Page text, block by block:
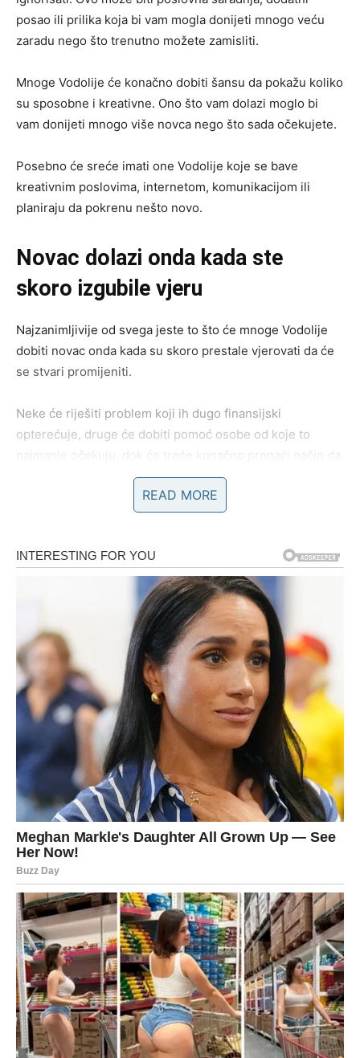
posao ili prilika koja bi vam mogla donijeti mnogo veću
zaradu nego što trenutno možete zamisliti.
Mnoge Vodolije će konačno dobiti šansu da pokažu koliko
su sposobne i kreativne. Ono što vam dolazi moglo bi
vam donijeti mnogo više novca nego što sada očekujete.
Posebno će sreće imati one Vodolije koje se bave
kreativnim poslovima, internetom, komunikacijom ili
planiraju da pokrenu nešto novo.
Novac dolazi onda kada ste
skoro izgubile vjeru
Najzanimljivije od svega jeste to što će mnoge Vodolije
dobiti novac onda kada su skoro prestale vjerovati da će
se stvari promijeniti.
Neke će riješiti problem koji ih dugo finansijski
opterećuje, druge će dobiti pomoć osobe od koje to
najmanje očekuju, dok će treće konačno pronaći način da
zarade mnogo više nego ranije.
Zvijezde vam poručuju da tokom vikenda ne odbijate
stvarne.
Jedan susret mogao bi promijeniti
mnogo toga
Veoma je moguće da će upravo jedna osoba igrati veliku
ulogu u događajima koji dolaze. To može biti prijatelj,
kolega ili neko koga dugo poznajete.
Ova osoba mogla bi vam pomoći važnim savjetom,
informacijom ili poslovnom prilikom zahvaljujući kojoj
ćete mnogo lakše ostvariti ono što želite.
Zvijezde vam savjetuju da tokom vikenda budete
otvorene za razgovore i nova poznanstva jer upravo
preko jedne neočekivane situacije može doći velika
sreća.
READ MORE